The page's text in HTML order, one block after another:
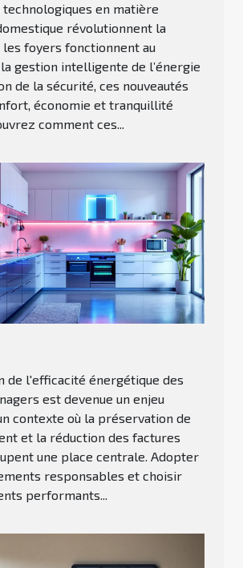
technologiques en matière
révolutionnent la
foyers fonctionnent au
gestion intelligente de l’énergie
de la sécurité, ces nouveautés
économie et tranquillité
comment ces...
de l'efficacité énergétique des
est devenue un enjeu
contexte où la préservation de
et la réduction des factures
une place centrale. Adopter
responsables et choisir
performants...